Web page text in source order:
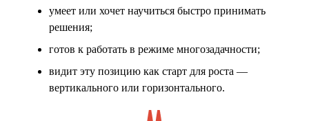
умеет или хочет научиться быстро принимать
решения;
готов к работать в режиме многозадачности;
видит эту позицию как старт для роста —
вертикального или горизонтального.